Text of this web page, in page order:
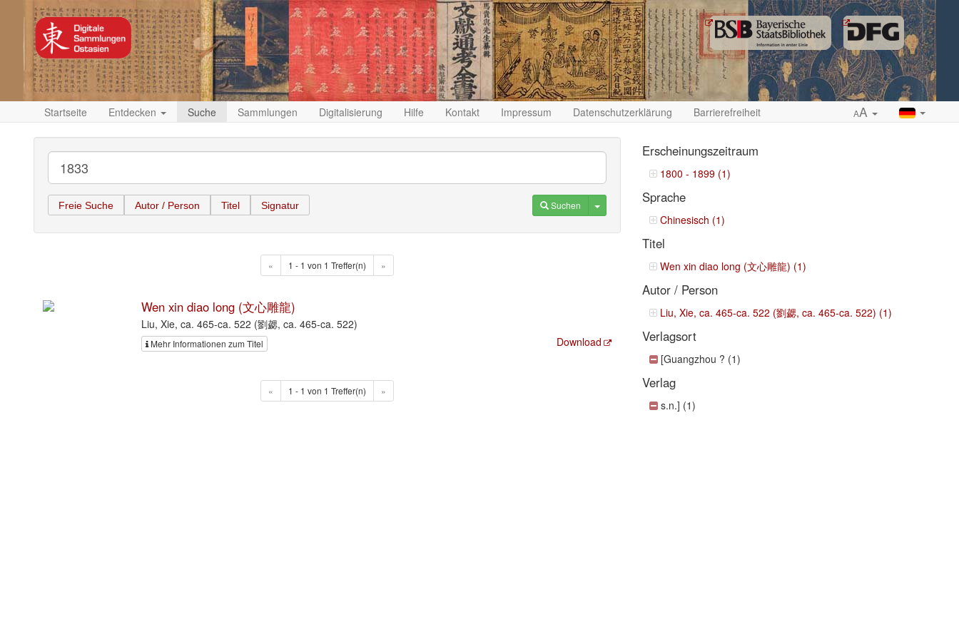
Startseite Entdecken Suche Sammlungen Digitalisierung Hilfe Kontakt Impressum Datenschutzerklärung Barrierefreiheit AA
Freie Suche Autor / Person Titel Signatur Suchen Toggle Dropdown
« 1 - 1 von 1 Treffer(n) »
Wen xin diao long (文心雕龍)
Liu, Xie, ca. 465-ca. 522 (劉勰, ca. 465-ca. 522)
Mehr Informationen zum Titel Download
« 1 - 1 von 1 Treffer(n) »
Erscheinungszeitraum
1800 - 1899 (1)
Sprache
Chinesisch (1)
Titel
Wen xin diao long (文心雕龍) (1)
Autor / Person
Liu, Xie, ca. 465-ca. 522 (劉勰, ca. 465-ca. 522) (1)
Verlagsort
[Guangzhou ? (1)
Verlag
s.n.] (1)